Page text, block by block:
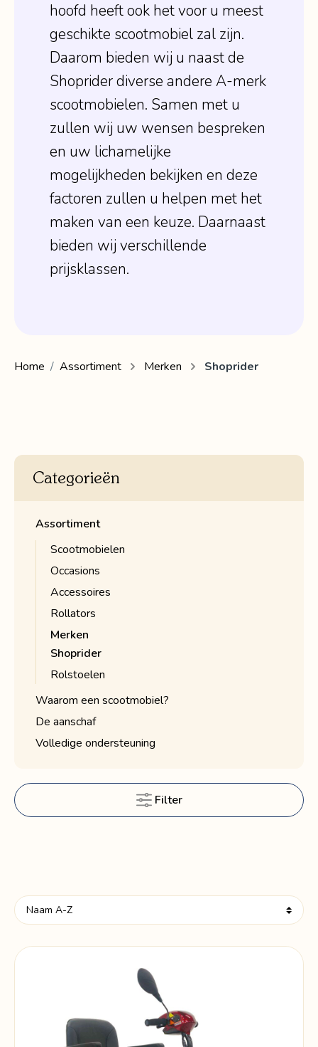
hoofd heeft ook het voor u meest
geschikte scootmobiel zal zijn.
Daarom bieden wij u naast de
Shoprider diverse andere A-merk
scootmobielen. Samen met u
zullen wij uw wensen bespreken
en uw lichamelijke
mogelijkheden bekijken en deze
factoren zullen u helpen met het
maken van een keuze. Daarnaast
bieden wij verschillende
prijsklassen.
Home Assortiment Merken Shoprider
Categorieën
Assortiment
Scootmobielen
Occasions
Accessoires
Rollators
Merken
Shoprider
Rolstoelen
Waarom een scootmobiel?
De aanschaf
Volledige ondersteuning
Filter